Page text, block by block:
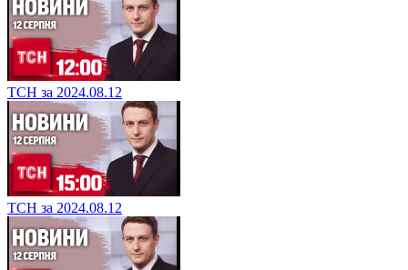
ТСН за 2024.08.12
ТСН за 2024.08.12